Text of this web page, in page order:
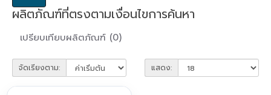
ผลิตภัณฑ์ที่ตรงตามเงื่อนไขการค้นหา
เปรียบเทียบผลิตภัณฑ์ (0)
จัดเรียงตาม: แสดง: